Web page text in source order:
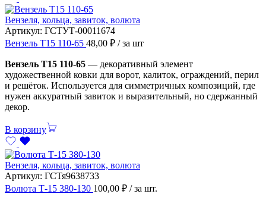
Вензеля, кольца, завиток, волюта
Артикул: ГСТУТ-00011674
Вензель Т15 110-65 48,00 ₽ / за шт
Вензель Т15 110-65 — декоративный элемент
художественной ковки для ворот, калиток, ограждений, перил
и решёток. Используется для симметричных композиций, где
нужен аккуратный завиток и выразительный, но сдержанный
декор.
В корзину
Вензеля, кольца, завиток, волюта
Артикул: ГСТя9638733
Волюта Т-15 380-130 100,00 ₽ / за шт.